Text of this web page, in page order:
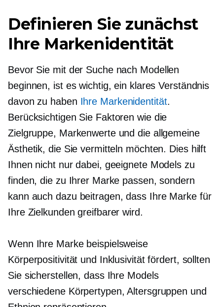
Definieren Sie zunächst
Ihre Markenidentität
Bevor Sie mit der Suche nach Modellen
beginnen, ist es wichtig, ein klares Verständnis
davon zu haben Ihre Markenidentität.
Berücksichtigen Sie Faktoren wie die
Zielgruppe, Markenwerte und die allgemeine
Ästhetik, die Sie vermitteln möchten. Dies hilft
Ihnen nicht nur dabei, geeignete Models zu
finden, die zu Ihrer Marke passen, sondern
kann auch dazu beitragen, dass Ihre Marke für
Ihre Zielkunden greifbarer wird.
Wenn Ihre Marke beispielsweise
Körperpositivität und Inklusivität fördert, sollten
Sie sicherstellen, dass Ihre Models
verschiedene Körpertypen, Altersgruppen und